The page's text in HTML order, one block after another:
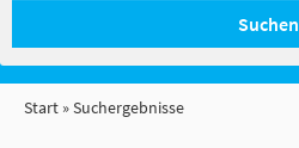
Suchen
Start Suchergebnisse